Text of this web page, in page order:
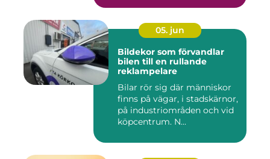
05. jun
Bildekor som förvandlar
bilen till en rullande
reklampelare
Bilar rör sig där människor
finns på vägar, i stadskärnor,
på industriområden och vid
köpcentrum. N...